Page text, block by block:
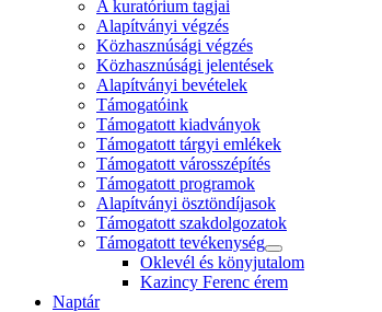
A kuratórium tagjai
Alapítványi végzés
Közhasznúsági végzés
Közhasznúsági jelentések
Alapítványi bevételek
Támogatóink
Támogatott kiadványok
Támogatott tárgyi emlékek
Támogatott városszépítés
Támogatott programok
Alapítványi ösztöndíjasok
Támogatott szakdolgozatok
Támogatott tevékenység
Oklevél és könyjutalom
Kazincy Ferenc érem
Naptár